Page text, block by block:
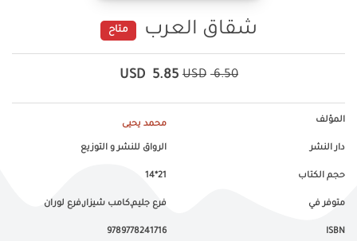
شقاق العرب متاح
6.50
USD
5.85
USD
المؤلف محمد يحيى
دار النشر الرواق للنشر و التوزيع
حجم الكتاب 21*14
متوفر في فرع جليم,كامب شيزار,فرع لوران
ISBN
9789778241716